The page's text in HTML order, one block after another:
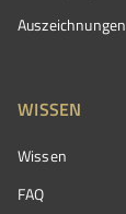
Auszeichnungen
WISSEN
Wissen
FAQ